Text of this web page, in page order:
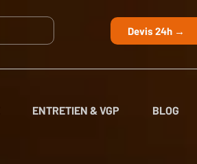
Devis 24h →
ENTRETIEN & VGP BLOG